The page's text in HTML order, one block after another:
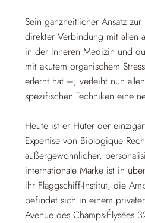
Sein ganzheitlicher Ansatz
direkter Verbindung mit allen
in der Inneren Medizin und
mit akutem organischem
erlernt hat –, verleiht nun
spezifischen Techniken eine
Heute ist er Hüter der
Expertise von Biologique
außergewöhnlicher,
internationale Marke ist in
Ihr Flaggschiff-Institut, die
befindet sich in einem
Avenue des Champs-Élysées